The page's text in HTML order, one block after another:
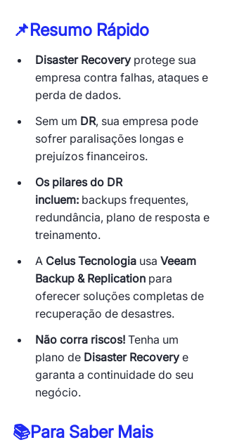
📌Resumo Rápido
Disaster Recovery protege sua
empresa contra falhas, ataques e
perda de dados.
Sem um DR, sua empresa pode
sofrer paralisações longas e
prejuízos financeiros.
Os pilares do DR
incluem: backups frequentes,
redundância, plano de resposta e
treinamento.
A Celus Tecnologia usa Veeam
Backup & Replication para
oferecer soluções completas de
recuperação de desastres.
Não corra riscos! Tenha um
plano de Disaster Recovery e
garanta a continuidade do seu
negócio.
📚Para Saber Mais